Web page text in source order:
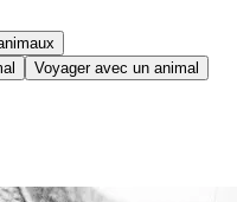
Voyager avec un animal